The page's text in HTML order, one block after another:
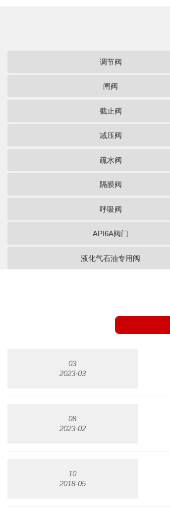
调节阀
闸阀
截止阀
减压阀
疏水阀
隔膜阀
呼吸阀
API6A阀门
液化气石油专用阀
03
2023-03
08
2023-02
10
2018-05